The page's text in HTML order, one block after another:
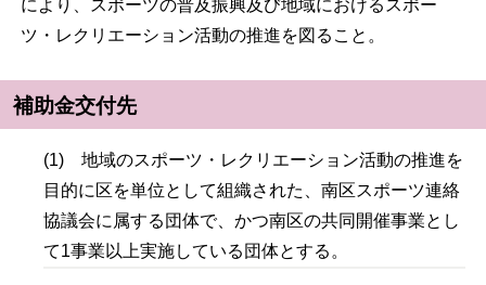
により、スポーツの普及振興及び地域におけるスポー
ツ・レクリエーション活動の推進を図ること。
補助金交付先
(1) 地域のスポーツ・レクリエーション活動の推進を
目的に区を単位として組織された、南区スポーツ連絡
協議会に属する団体で、かつ南区の共同開催事業とし
て1事業以上実施している団体とする。